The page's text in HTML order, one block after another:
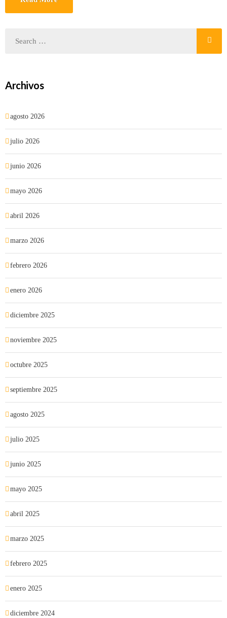
Archivos
agosto 2026
julio 2026
junio 2026
mayo 2026
abril 2026
marzo 2026
febrero 2026
enero 2026
diciembre 2025
noviembre 2025
octubre 2025
septiembre 2025
agosto 2025
julio 2025
junio 2025
mayo 2025
abril 2025
marzo 2025
febrero 2025
enero 2025
diciembre 2024